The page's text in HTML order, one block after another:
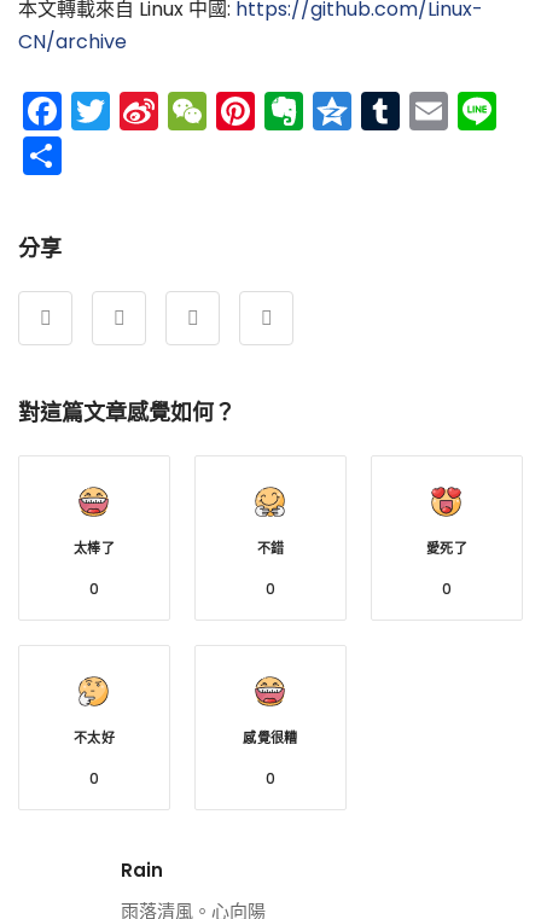
本文轉載來自 Linux 中國: https://github.com/Linux-
CN/archive
Facebook
Twitter
Sina
Weibo
WeChat
Pinterest
Evernote
Qzone
Tumblr
分享
對這篇文章感覺如何？
太棒了
0
不錯
0
愛死了
0
不太好
0
感覺很糟
0
Rain
雨落清風。心向陽